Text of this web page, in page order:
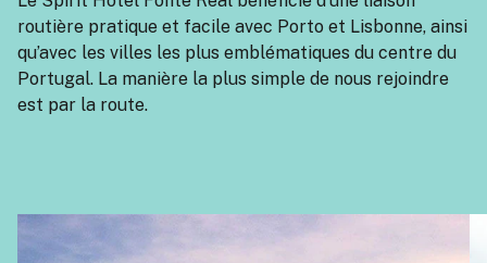
routière pratique et facile avec Porto et Lisbonne, ainsi
qu’avec les villes les plus emblématiques du centre du
Portugal. La manière la plus simple de nous rejoindre
est par la route.